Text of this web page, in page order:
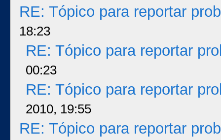
RE: Tópico para reportar
18:23
RE: Tópico para reportar
00:23
RE: Tópico para reportar
2010, 19:55
RE: Tópico para reportar